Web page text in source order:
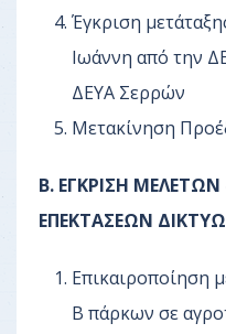
Έγκριση
Ιωάννη από την
ΔΕΥΑ Σερρών
Μετακίνηση
Β. ΕΓΚΡΙΣΗ
ΕΠΕΚΤΑΣΕΩΝ
Επικαιροποίηση
Β πάρκων σε